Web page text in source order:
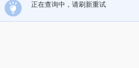
正在查询中，请刷新重试